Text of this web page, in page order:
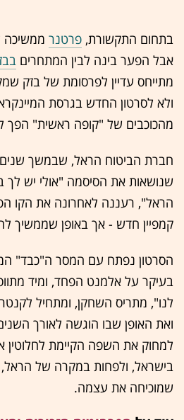
בתחום התקשורת, פרטנר ממשיכה
אבל הפער בינה לבין המתחרים
מתייחס עדיין לפרסומת של בזק
ולא לסרטון החדש בגרסת
מהכוכבים של "קופה ראשית" הפך
חברת הביטוח הראל, שבמשך
שנושאות את הסיסמה "אולי יש לך
הראל", רעננה לאחרונה את הקו
קמפיין חדש - אך באופן שממשיך
הסרטון נפתח עם המסר ה"כבד"
בעיקר על אלמנט הפחד, ומיד
לנו", מתריס השחקן, ומתחיל
ואת האופן שבו הוגשה לאורך
למחוק את השפה הקיימת לחלוטין
בישראל, ולפחות במקרה של
שמוכיחה את עצמה.